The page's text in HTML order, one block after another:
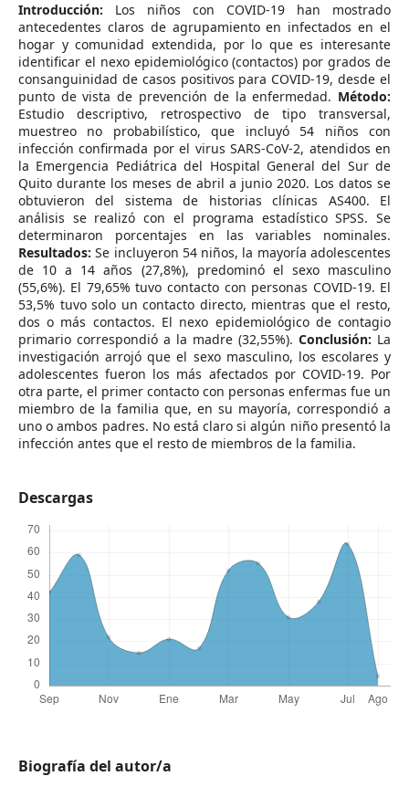
Introducción: Los niños con COVID-19 han mostrado
antecedentes claros de agrupamiento en infectados en el
hogar y comunidad extendida, por lo que es interesante
identificar el nexo epidemiológico (contactos) por grados de
consanguinidad de casos positivos para COVID-19, desde el
punto de vista de prevención de la enfermedad. Método:
Estudio descriptivo, retrospectivo de tipo transversal,
muestreo no probabilístico, que incluyó 54 niños con
infección confirmada por el virus SARS-CoV-2, atendidos en
la Emergencia Pediátrica del Hospital General del Sur de
Quito durante los meses de abril a junio 2020. Los datos se
obtuvieron del sistema de historias clínicas AS400. El
análisis se realizó con el programa estadístico SPSS. Se
determinaron porcentajes en las variables nominales.
Resultados: Se incluyeron 54 niños, la mayoría adolescentes
de 10 a 14 años (27,8%), predominó el sexo masculino
(55,6%). El 79,65% tuvo contacto con personas COVID-19. El
53,5% tuvo solo un contacto directo, mientras que el resto,
dos o más contactos. El nexo epidemiológico de contagio
primario correspondió a la madre (32,55%).Conclusión: La
investigación arrojó que el sexo masculino, los escolares y
adolescentes fueron los más afectados por COVID-19. Por
otra parte, el primer contacto con personas enfermas fue un
miembro de la familia que, en su mayoría, correspondió a
uno o ambos padres. No está claro si algún niño presentó la
infección antes que el resto de miembros de la familia.
Descargas
Biografía del autor/a